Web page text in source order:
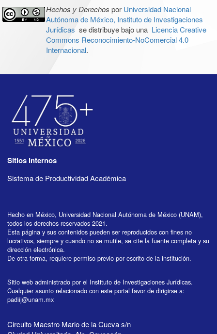
Hechos y Derechos por Universidad Nacional
Autónoma de México, Instituto de Investigaciones
Jurídicas se distribuye bajo una Licencia Creative
Commons Reconocimiento-NoComercial 4.0
Internacional.
Sitios internos
Sistema de Productividad Académica
Hecho en México, Universidad Nacional Autónoma de México (UNAM),
todos los derechos reservados 2021.
Esta página y sus contenidos pueden ser reproducidos con fines no
lucrativos, siempre y cuando no se mutile, se cite la fuente completa y su
dirección electrónica.
De otra forma, requiere permiso previo por escrito de la institución.
Sitio web administrado por el Instituto de Investigaciones Jurídicas.
Cualquier asunto relacionado con este portal favor de dirigirse a:
padiij@unam.mx
Circuito Maestro Mario de la Cueva s/n